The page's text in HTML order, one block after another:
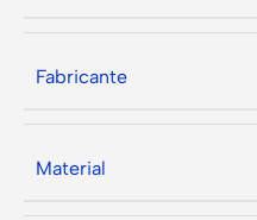
Fabricante
Material